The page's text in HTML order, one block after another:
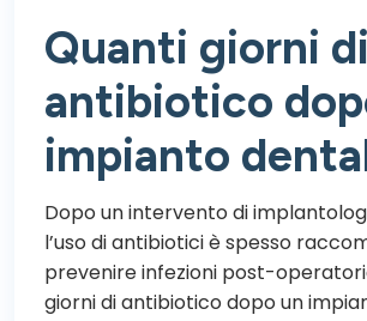
Quanti giorni di
antibiotico
impianto
Dopo un intervento di
l’uso di antibiotici è spesso
prevenire infezioni post-
giorni di antibiotico dopo un